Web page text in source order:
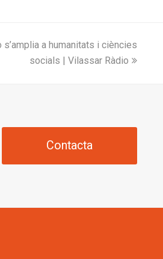
a humanitats i ciències
socials | Vilassar Ràdio
Contacta